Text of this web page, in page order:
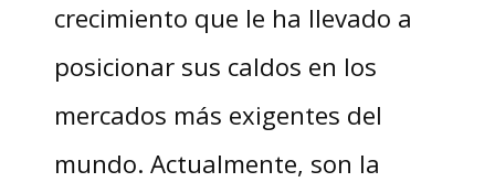
crecimiento que le ha llevado a
posicionar sus caldos en los
mercados más exigentes del
mundo. Actualmente, son la